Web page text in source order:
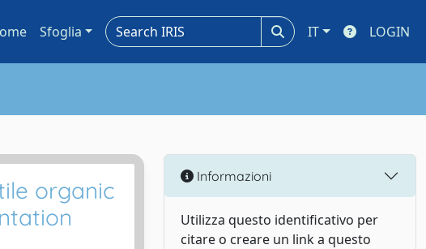
Sfoglia IT LOGIN
organic
Informazioni
Utilizza questo identificativo per
citare o creare un link a questo